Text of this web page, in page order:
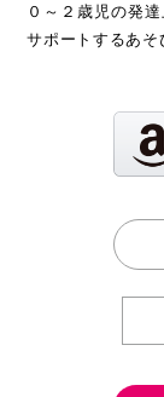
０～２歳児の発
サポートするあそ